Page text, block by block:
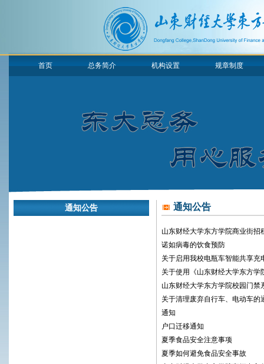
首页 总务简介 机构设置 规章制度
通知公告 通知公告
山东财经大学东方学院商业街招
诺如病毒的饮食预防
关于启用我校电瓶车智能共享充
关于使用《山东财经大学东方学
山东财经大学东方学院校园门禁
关于清理废弃自行车、电动车的
通知
户口迁移通知
夏季食品安全注意事项
夏季如何避免食品安全事故